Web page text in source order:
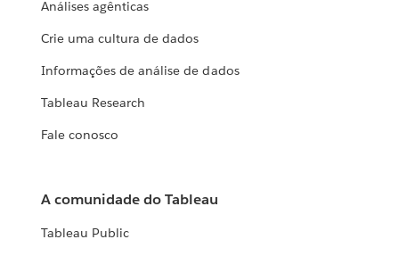
Análises agênticas
Crie uma cultura de dados
Informações de análise de dados
Tableau Research
Fale conosco
A comunidade do Tableau
Tableau Public